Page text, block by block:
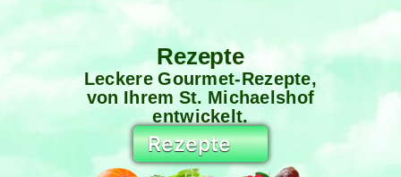
Rezepte
Leckere Gourmet-Rezepte,
von Ihrem St. Michaelshof
entwickelt.